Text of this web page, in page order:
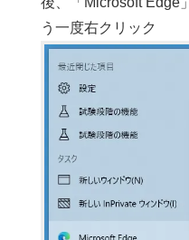
う一度右クリック